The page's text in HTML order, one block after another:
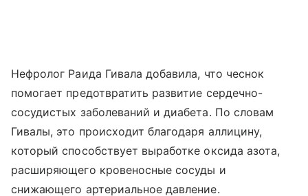
Нефролог Раида Гивала добавила, что чеснок
помогает предотвратить развитие сердечно-
сосудистых заболеваний и диабета. По словам
Гивалы, это происходит благодаря аллицину,
который способствует выработке оксида азота,
расширяющего кровеносные сосуды и
снижающего артериальное давление.